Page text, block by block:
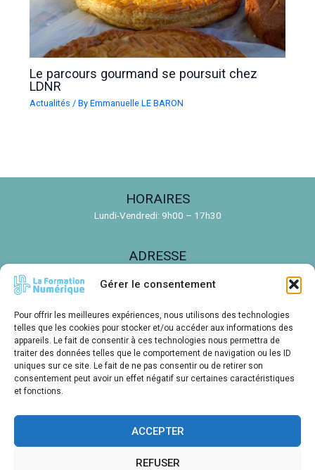
Gérer le consentement
Pour offrir les meilleures expériences, nous utilisons des technologies
telles que les cookies pour stocker et/ou accéder aux informations des
appareils. Le fait de consentir à ces technologies nous permettra de
traiter des données telles que le comportement de navigation ou les ID
uniques sur ce site. Le fait de ne pas consentir ou de retirer son
consentement peut avoir un effet négatif sur certaines caractéristiques
et fonctions.
ACCEPTER
REFUSER
Le parcours gourmand se poursuit chez
LDNR
Actualités / By Emmanuelle LE BARON
HORAIRES
Lundi-Vendredi: 9h00 – 17h30
ADRESSE
EMAIL
contact@ldnr.fr
TÉLÉPHONE
05 61 00 14 85